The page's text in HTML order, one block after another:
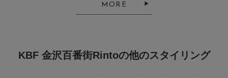
MORE
KBF 金沢百番街Rintoの他のスタイリング